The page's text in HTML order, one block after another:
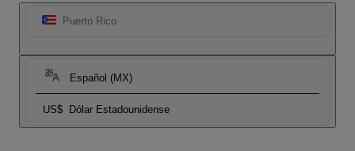
Puerto Rico
Español (MX)
US$ Dólar Estadounidense